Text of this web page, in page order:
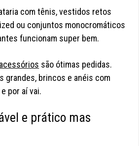
com tênis, vestidos retos
ou conjuntos monocromáticos
funcionam super bem.
acessórios são ótimas pedidas.
grandes, brincos e anéis com
por aí vai.
e prático mas